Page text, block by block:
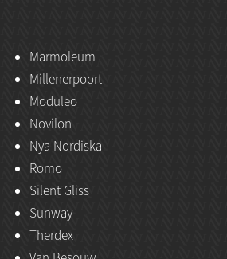
Marmoleum
Millenerpoort
Moduleo
Novilon
Nya Nordiska
Romo
Silent Gliss
Sunway
Therdex